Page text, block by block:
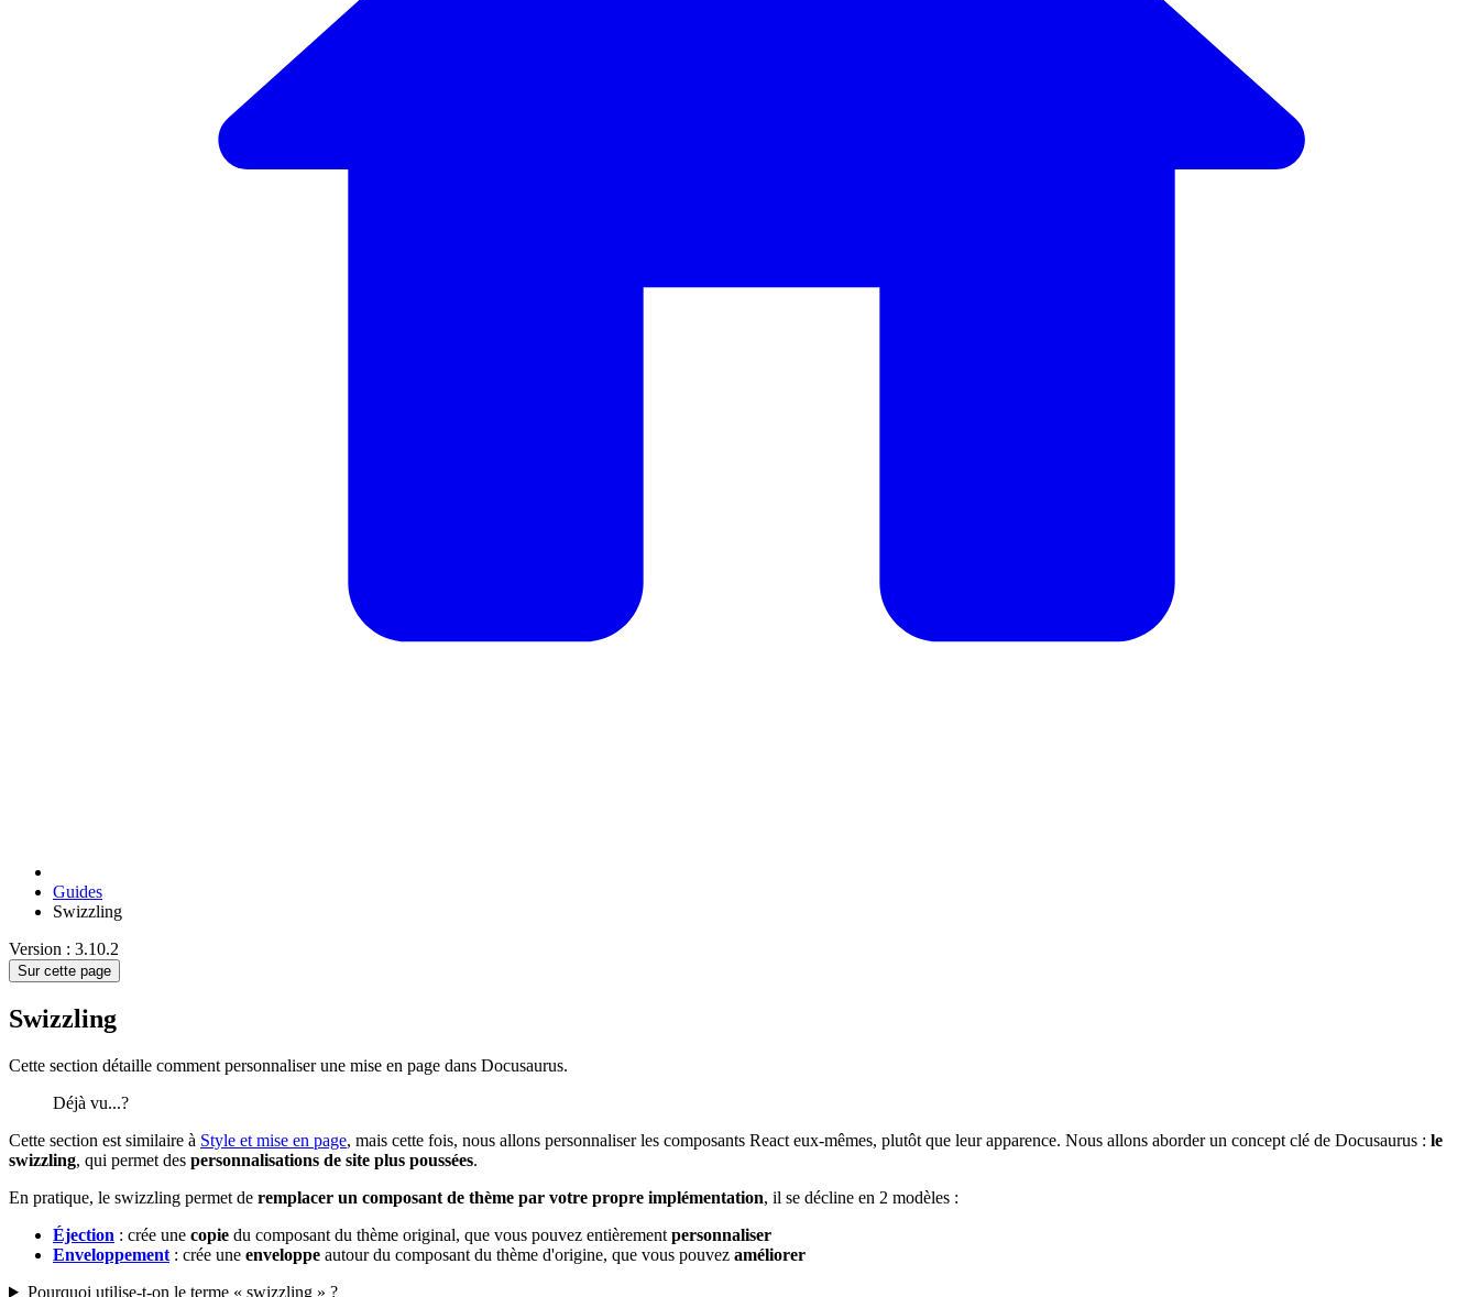
Guides
Swizzling
Version : 3.10.2
Sur cette page
Swizzling
Cette section détaille comment personnaliser une mise en page dans Docusaurus.
Déjà vu...?
Cette section est similaire à Style et mise en page, mais cette fois, nous allons personnaliser les composants React eux-mêmes, plutôt que leur apparence. Nous allons aborder un concept clé de Docusaurus : le
swizzling, qui permet des personnalisations de site plus poussées.
En pratique, le swizzling permet de remplacer un composant de thème par votre propre implémentation, il se décline en 2 modèles :
Éjection : crée une copie du composant du thème original, que vous pouvez entièrement personnaliser
Enveloppement : crée une enveloppe autour du composant du thème d'origine, que vous pouvez améliorer
Pourquoi utilise-t-on le terme « swizzling » ?